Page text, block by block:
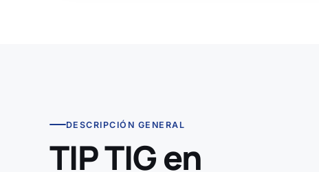
DESCRIPCIÓN GENERAL
TIP TIG en